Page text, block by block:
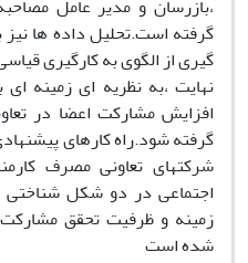
،بازرسان و مدیر عامل
گرفته است.تحلیل داده ها نیز
گیری از الگوی به کارگیری
نهایت ،به نظریه ای زمینه ای
افزایش مشارکت اعضا در
گرفته شود.راه کارهای
شرکتهای تعاونی مصرف
اجتماعی در دو شکل شناختی
زمینه و ظرفیت تحقق مشارکت
شده است